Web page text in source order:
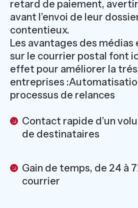
retard de paiement,
avant l’envoi de leur
contentieux.
Les avantages des
sur le courrier postal font
effet pour améliorer la
entreprises
processus de relances
Contact rapide d’un
de destinataires
Gain de temps, de 24 à
courrier